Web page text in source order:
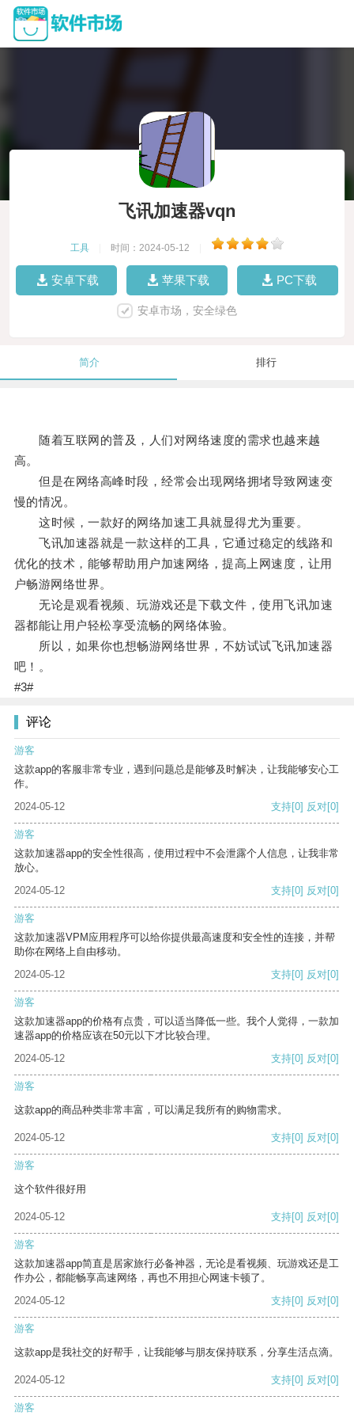
飞讯加速器vqn
工具 时间：2024-05-12
安卓下载 苹果下载 PC下载
安卓市场，安全绿色
简介 排行
随着互联网的普及，人们对网络速度的需求也越来越
高。
但是在网络高峰时段，经常会出现网络拥堵导致网速变
慢的情况。
这时候，一款好的网络加速工具就显得尤为重要。
飞讯加速器就是一款这样的工具，它通过稳定的线路和
优化的技术，能够帮助用户加速网络，提高上网速度，让用
户畅游网络世界。
无论是观看视频、玩游戏还是下载文件，使用飞讯加速
器都能让用户轻松享受流畅的网络体验。
所以，如果你也想畅游网络世界，不妨试试飞讯加速器
吧！。
#3#
评论
游客
这款app的客服非常专业，遇到问题总是能够及时解决，让我能够安心工
作。
2024-05-12
支持[0] 反对[0]
游客
这款加速器app的安全性很高，使用过程中不会泄露个人信息，让我非常
放心。
2024-05-12
支持[0] 反对[0]
游客
这款加速器VPM应用程序可以给你提供最高速度和安全性的连接，并帮
助你在网络上自由移动。
2024-05-12
支持[0] 反对[0]
游客
这款加速器app的价格有点贵，可以适当降低一些。我个人觉得，一款加
速器app的价格应该在50元以下才比较合理。
2024-05-12
支持[0] 反对[0]
游客
这款app的商品种类非常丰富，可以满足我所有的购物需求。
2024-05-12 支持[0] 反对[0]
游客
这个软件很好用
2024-05-12 支持[0] 反对[0]
游客
这款加速器app简直是居家旅行必备神器，无论是看视频、玩游戏还是工
作办公，都能畅享高速网络，再也不用担心网速卡顿了。
2024-05-12
支持[0] 反对[0]
游客
这款app是我社交的好帮手，让我能够与朋友保持联系，分享生活点滴。
2024-05-12 支持[0] 反对[0]
游客